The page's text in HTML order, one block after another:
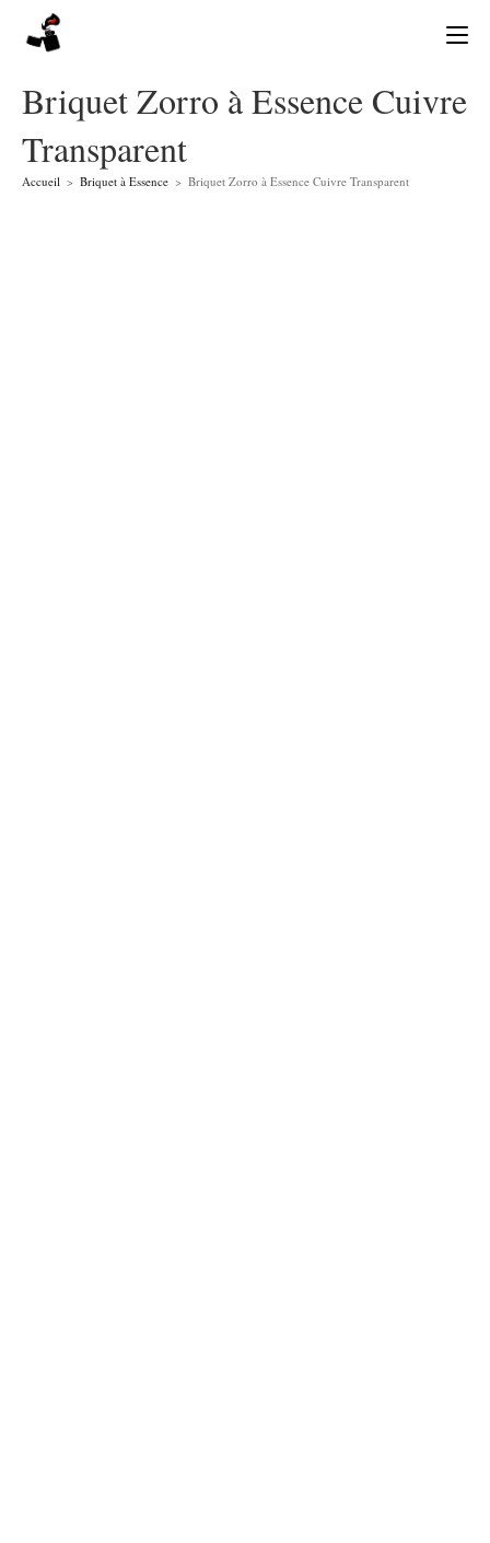
Briquet Zorro à Essence Cuivre
Transparent
Accueil > Briquet à Essence > Briquet Zorro à Essence Cuivre Transparent